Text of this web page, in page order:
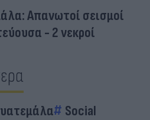
Απανωτοί σεισμοί
- 2 νεκροί
Social